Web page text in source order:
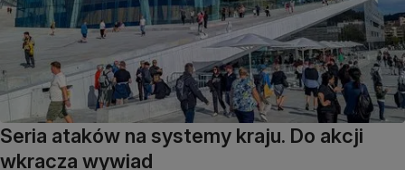
Seria ataków na systemy kraju. Do akcji
wkracza wywiad